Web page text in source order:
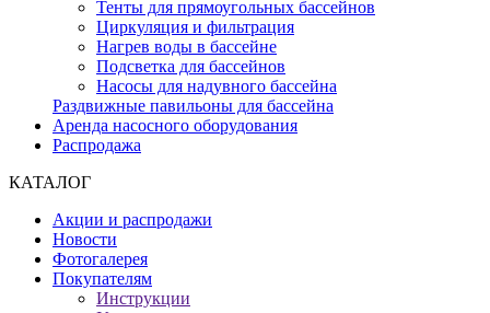
Тенты для прямоугольных бассейнов
Циркуляция и фильтрация
Нагрев воды в бассейне
Подсветка для бассейнов
Насосы для надувного бассейна
Раздвижные павильоны для бассейна
Аренда насосного оборудования
Распродажа
КАТАЛОГ
Акции и распродажи
Новости
Фотогалерея
Покупателям
Инструкции